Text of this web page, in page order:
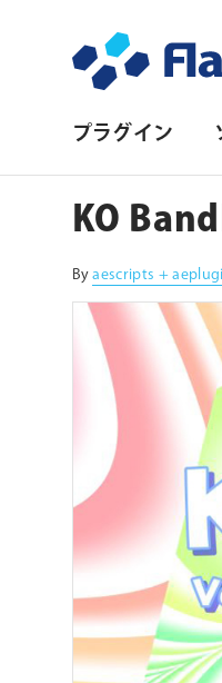
プ
イ
マ
リ・
ナ
シ
ン
プラグイン
KO
Byaescripts +